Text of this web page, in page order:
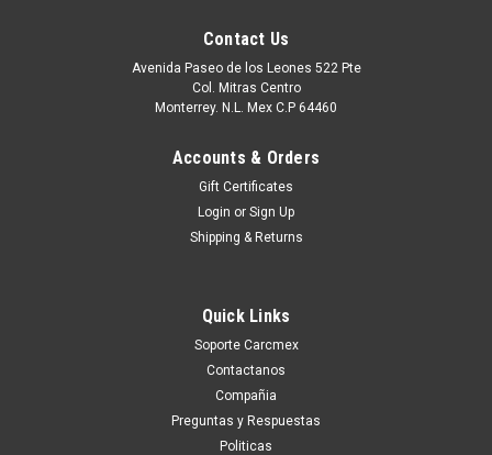
Contact Us
Avenida Paseo de los Leones 522 Pte
Col. Mitras Centro
Monterrey. N.L. Mex C.P 64460
Accounts & Orders
Gift Certificates
Login or Sign Up
Shipping & Returns
Quick Links
Soporte Carcmex
Contactanos
Compañia
Preguntas y Respuestas
Politicas